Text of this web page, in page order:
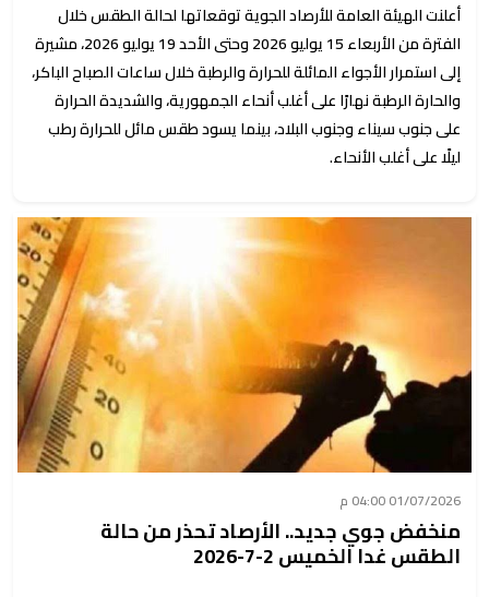
أعلنت الهيئة العامة للأرصاد الجوية توقعاتها لحالة الطقس خلال
الفترة من الأربعاء 15 يوليو 2026 وحتى الأحد 19 يوليو 2026، مشيرة
إلى استمرار الأجواء المائلة للحرارة والرطبة خلال ساعات الصباح الباكر،
والحارة الرطبة نهارًا على أغلب أنحاء الجمهورية، والشديدة الحرارة
على جنوب سيناء وجنوب البلاد، بينما يسود طقس مائل للحرارة رطب
ليلًا على أغلب الأنحاء.
01/07/2026 04:00 م
منخفض جوي جديد.. الأرصاد تحذر من حالة
الطقس غدا الخميس 2-7-2026